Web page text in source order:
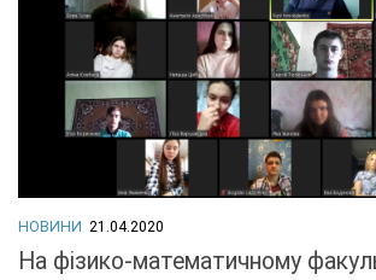
НОВИНИ 21.04.2020
На фізико-математичному